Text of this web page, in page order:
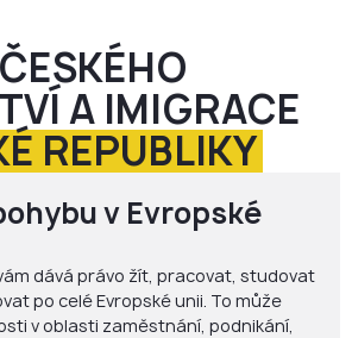
A IMIGRACE
REPUBLIKY
v Evropské
dává právo žít, pracovat, studovat
po celé Evropské unii. To může
v oblasti zaměstnání, podnikání,